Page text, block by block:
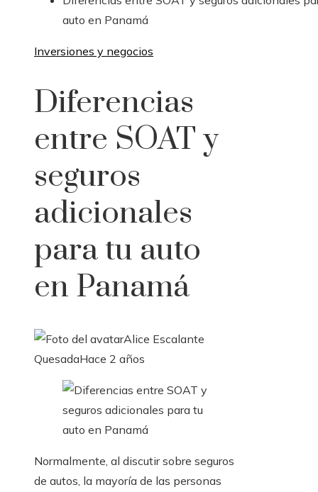
auto en Panamá
Inversiones y negocios
Diferencias
entre SOAT y
seguros
adicionales
para tu auto
en Panamá
Alice Escalante
QuesadaHace 2 años
Normalmente, al discutir sobre seguros
de autos, la mayoría de las personas